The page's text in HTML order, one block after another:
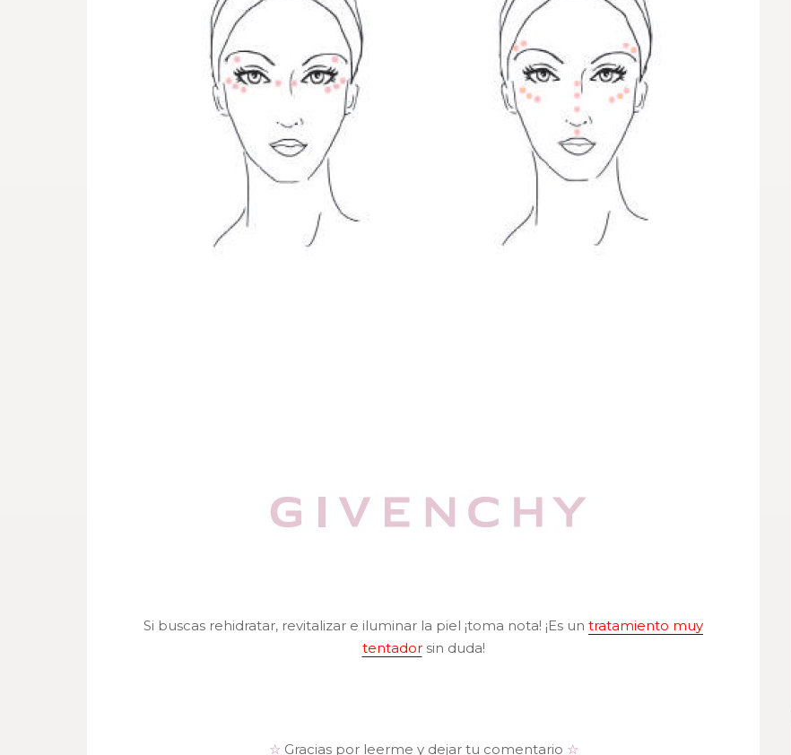
Si buscas rehidratar, revitalizar e iluminar la piel ¡toma nota! ¡Es un tratamiento muy
tentadorsin duda!
☆ Gracias por leerme y dejar tu comentario ☆